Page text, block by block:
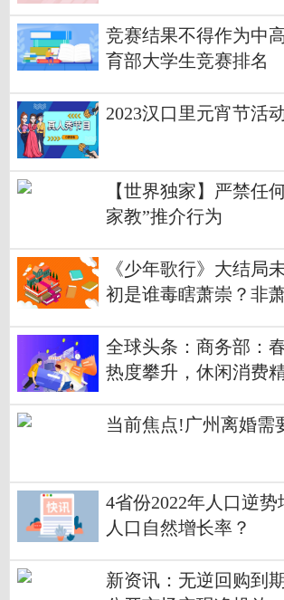
竞赛结果不得作为中
育部大学生竞赛排名
2023汉口里元宵节活
【世界独家】严禁任
家教”推介行为
《少年歌行》大结局
初是谁毒瞎萧崇？非
全球头条：商务部：
热度攀升，休闲消费
当前焦点!广州离婚需
4省份2022年人口逆势
人口自然增长率？
新资讯：无逆回购到